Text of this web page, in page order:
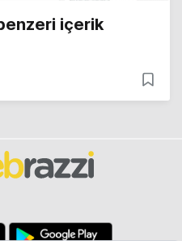
içerik